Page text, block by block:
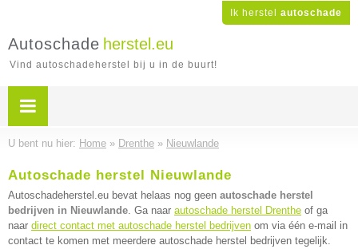
Ik herstel autoschade
Autoschade herstel.eu
Vind autoschadeherstel bij u in de buurt!
U bent nu hier: Home » Drenthe » Nieuwlande
Autoschade herstel Nieuwlande
Autoschadeherstel.eu bevat helaas nog geen autoschade herstel
bedrijven in Nieuwlande. Ga naar autoschade herstel Drenthe of ga
naar direct contact met autoschade herstel bedrijven om via één e-mail in
contact te komen met meerdere autoschade herstel bedrijven tegelijk.